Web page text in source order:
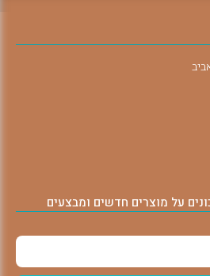
על מוצרים חדשים ומבצעים